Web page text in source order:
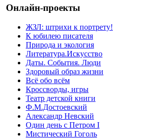
Онлайн-проекты
ЖЗЛ: штрихи к портрету!
К юбилею писателя
Природа и экология
Литература.Искусство
Даты. События. Люди
Здоровый образ жизни
Всё обо всём
Кроссворды, игры
Театр детской книги
Ф.М.Достоевский
Александр Невский
Один день с Петром I
Мистический Гоголь